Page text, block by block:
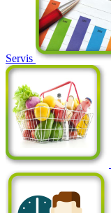
Servis